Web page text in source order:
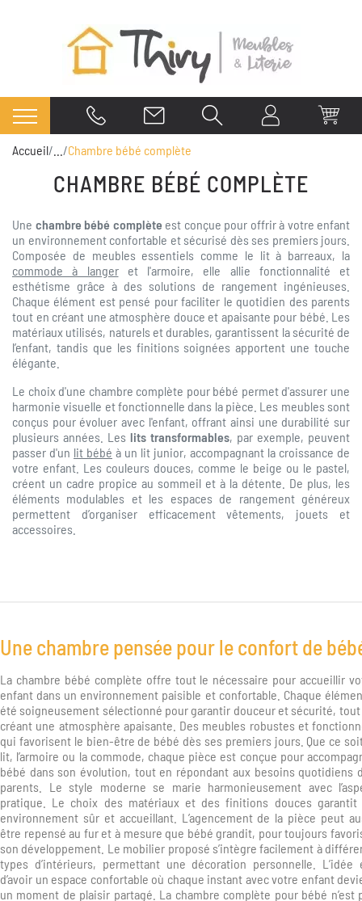
Accueil Chambre bébé complète
CHAMBRE BÉBÉ COMPLÈTE
Une chambre bébé complète est conçue pour offrir à votre enfant
un environnement confortable et sécurisé dès ses premiers jours.
Composée de meubles essentiels comme le lit à barreaux, la
commode à langeret l'armoire, elle allie fonctionnalité et
esthétisme grâce à des solutions de rangement ingénieuses.
Chaque élément est pensé pour faciliter le quotidien des parents
tout en créant une atmosphère douce et apaisante pour bébé. Les
matériaux utilisés, naturels et durables, garantissent la sécurité de
l’enfant, tandis que les finitions soignées apportent une touche
élégante.
Le choix d'une chambre complète pour bébé permet d'assurer une
harmonie visuelle et fonctionnelle dans la pièce. Les meubles sont
conçus pour évoluer avec l'enfant, offrant ainsi une durabilité sur
plusieurs années. Les lits transformables, par exemple, peuvent
passer d'un lit bébé à un lit junior, accompagnant la croissance de
votre enfant. Les couleurs douces, comme le beige ou le pastel,
créent un cadre propice au sommeil et à la détente. De plus, les
éléments modulables et les espaces de rangement généreux
permettent d’organiser efficacement vêtements, jouets et
accessoires.
Une chambre pensée pour le confort de
La chambre bébé complète offre tout le nécessaire pour accueillir
enfant dans un environnement paisible et confortable. Chaque
été soigneusement sélectionné pour garantir douceur et sécurité,
créant une atmosphère apaisante. Des meubles robustes et
qui favorisent le bien-être de bébé dès ses premiers jours. Que ce
lit, l’armoire ou la commode, chaque pièce est conçue pour
bébé dans son évolution, tout en répondant aux besoins quotidiens
parents. Le style moderne se marie harmonieusement avec
pratique. Le choix des matériaux et des finitions douces garantit
environnement sûr et accueillant. L’agencement de la pièce peut
être repensé au fur et à mesure que bébé grandit, pour toujours
son développement. Le mobilier proposé s’intègre facilement à
types d’intérieurs, permettant une décoration personnelle. L’idée
d’avoir un espace confortable où chaque instant avec votre enfant
un moment de plaisir partagé. La chambre complète pour bébé n’est